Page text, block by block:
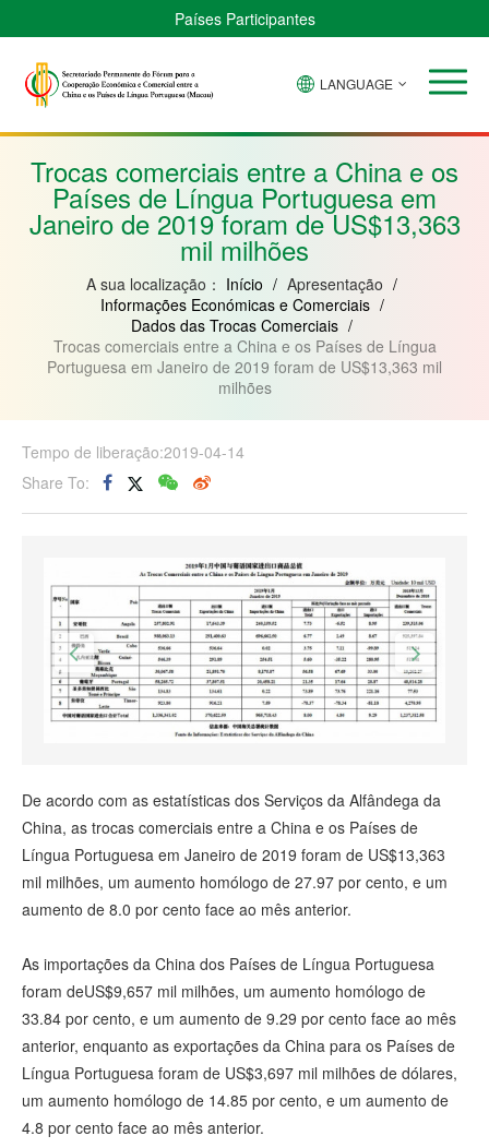
Países Participantes
Verde
Bissau
Guiné
Moçambique
LANGUAGE
Trocas comerciais entre a China e os
Países de Língua Portuguesa em
Janeiro de 2019 foram de US$13,363
mil milhões
A sua localização： Início / Apresentação /
Informações Económicas e Comerciais /
Dados das Trocas Comerciais /
Trocas comerciais entre a China e os Países de Língua
Portuguesa em Janeiro de 2019 foram de US$13,363 mil
milhões
Tempo de liberação:2019-04-14
Share To:
De acordo com as estatísticas dos Serviços da Alfândega da
China, as trocas comerciais entre a China e os Países de
Língua Portuguesa em Janeiro de 2019 foram de US$13,363
mil milhões, um aumento homólogo de 27.97 por cento, e um
aumento de 8.0 por cento face ao mês anterior.
As importações da China dos Países de Língua Portuguesa
foram deUS$9,657 mil milhões, um aumento homólogo de
33.84 por cento, e um aumento de 9.29 por cento face ao mês
anterior, enquanto as exportações da China para os Países de
Língua Portuguesa foram de US$3,697 mil milhões de dólares,
um aumento homólogo de 14.85 por cento, e um aumento de
4.8 por cento face ao mês anterior.